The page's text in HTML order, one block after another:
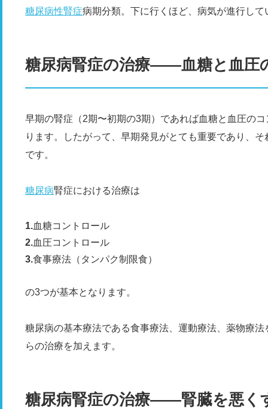
糖尿病性腎症病期分類。下に行くほど、病気が進行し
糖尿病腎症の治療――血糖と血圧
早期の腎症（2期〜初期の3期）であれば血糖と血圧の
ります。したがって、早期発見がとても重要であり、
です。
糖尿病腎症における治療は
血糖コントロール
血圧コントロール
食事療法（タンパク制限食）
の3つが基本となります。
糖尿病の基本療法である食事療法、運動療法、薬物療
らの治療を加えます。
糖尿病腎症の治療――腎臓を悪く